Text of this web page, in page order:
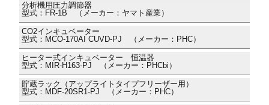
分析機用圧力調節器
型式：FR-1B （メーカー：ヤマト産業）
CO2インキュベーター
型式：MCO-170AI CUVD-PJ （メーカー：PHC）
ヒーター式インキュベーター 恒温器
型式：MIR-H163-PJ （メーカー：PHCbi）
貯蔵ラック（アップライトタイプフリーザー用）
型式：MDF-20SR1-PJ （メーカー：PHC）